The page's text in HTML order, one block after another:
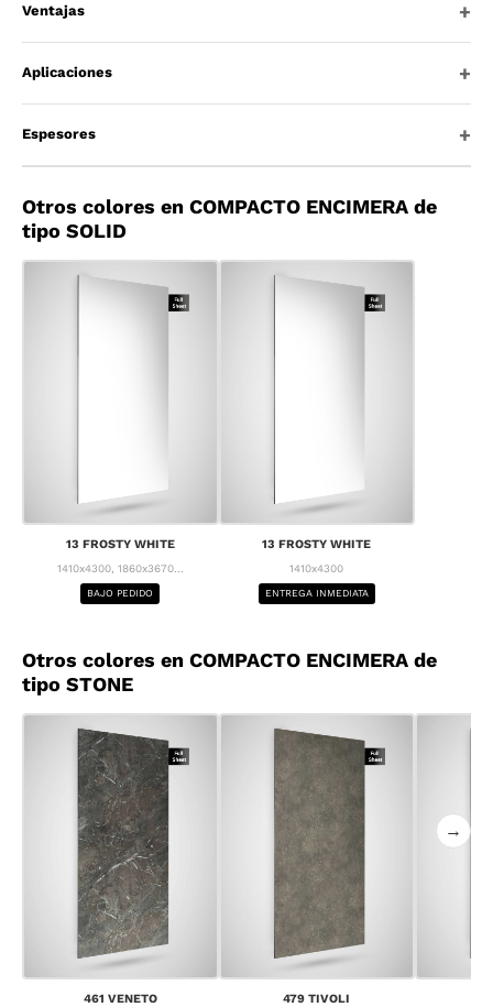
Ventajas
Aplicaciones
Espesores
Otros colores en COMPACTO ENCIMERA de
tipo SOLID
13 FROSTY WHITE
1410x4300, 1860x3670...
BAJO PEDIDO
13 FROSTY WHITE
1410x4300
ENTREGA INMEDIATA
Otros colores en COMPACTO ENCIMERA de
tipo STONE
461 VENETO 479 TIVOLI
→